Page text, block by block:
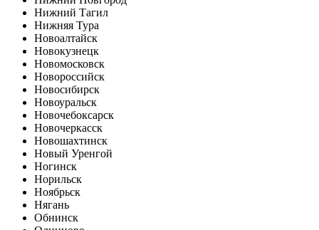
Нижний Тагил
Нижняя Тура
Новоалтайск
Новокузнецк
Новомосковск
Новороссийск
Новосибирск
Новоуральск
Новочебоксарск
Новочеркасск
Новошахтинск
Новый Уренгой
Ногинск
Норильск
Ноябрьск
Нягань
Обнинск